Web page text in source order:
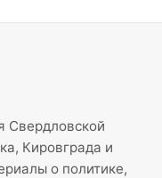
Свердловской
Кировграда и
о политике,